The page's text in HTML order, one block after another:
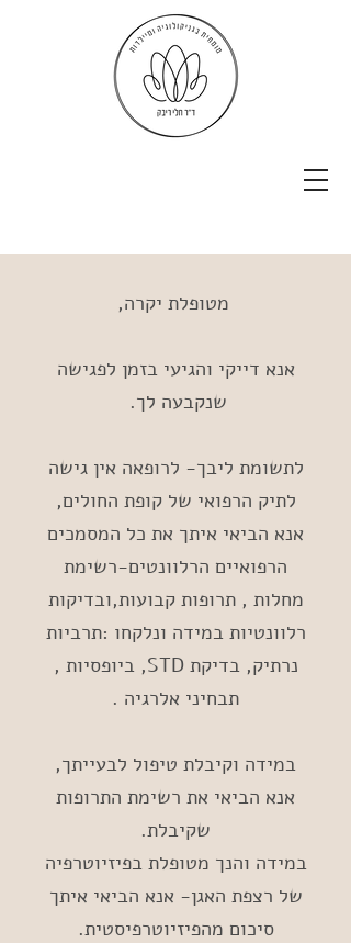
מטופלת יקרה,
אנא דייקי והגיעי בזמן לפגישה
שנקבעה לך.
​לתשומת ליבך- לרופאה אין גישה
לתיק הרפואי של קופת החולים,
אנא הביאי איתך את כל המסמכים
הרפואיים הרלוונטים-רשימת
מחלות , תרופות קבועות,ובדיקות
רלוונטיות במידה ונלקחו :תרביות
נרתיק, בדיקת STD, ביופסיות ,
תבחיני אלרגיה .
במידה וקיבלת טיפול לבעייתך,
אנא הביאי את רשימת התרופות
שקיבלת.
במידה והנך מטופלת בפיזיוטרפיה
של רצפת האגן- אנא הביאי איתך
סיכום מהפיזיוטרפיסטית.